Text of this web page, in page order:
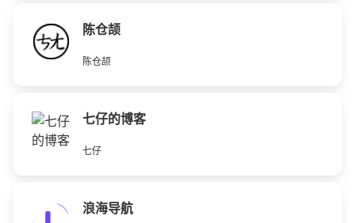
陈仓颉
陈仓颉
七仔的博客
七仔
浪海导航